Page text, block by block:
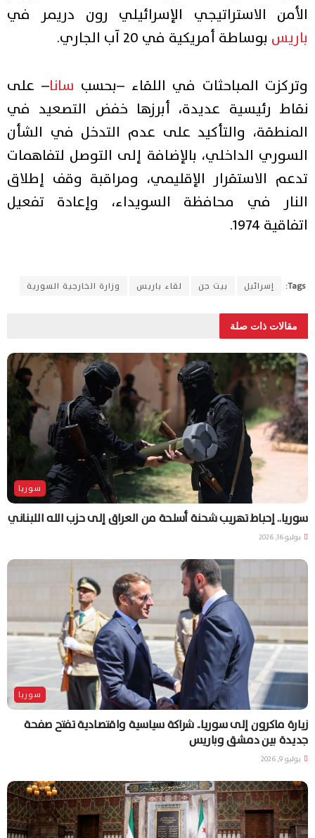
الأمن الاستراتيجي الإسرائيلي رون دريمر في
باريس بوساطة أمريكية في 20 آب الجاري.
وتركزت المباحثات في اللقاء –بحسب سانا– على
نقاط رئيسية عديدة، أبرزها خفض التصعيد في
المنطقة، والتأكيد على عدم التدخل في الشأن
السوري الداخلي، بالإضافة إلى التوصل لتفاهمات
تدعم الاستقرار الإقليمي، ومراقبة وقف إطلاق
النار في محافظة السويداء، وإعادة تفعيل
اتفاقية 1974.
Tags: إسرائبل بيت جن لقاء باريس وزارة الخارجية السورية
مقالات ذات صلة
سوريا
سوريا.. إحباط تهريب شحنة أسلحة من العراق إلى حزب الله اللبناني
يوليو 16, 2026
سوريا
زيارة ماكرون إلى سوريا.. شراكة سياسية واقتصادية تفتح صفحة
جديدة بين دمشق وباريس
يوليو 9, 2026